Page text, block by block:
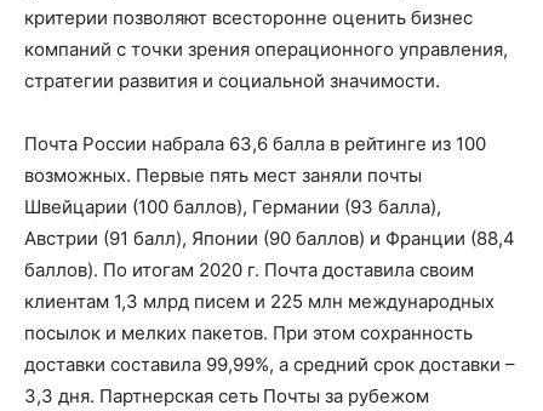
критерии позволяют всесторонне оценить бизнес
компаний с точки зрения операционного управления,
стратегии развития и социальной значимости.
Почта России набрала 63,6 балла в рейтинге из 100
возможных. Первые пять мест заняли почты
Швейцарии (100 баллов), Германии (93 балла),
Австрии (91 балл), Японии (90 баллов) и Франции (88,4
баллов). По итогам 2020 г. Почта доставила своим
клиентам 1,3 млрд писем и 225 млн международных
посылок и мелких пакетов. При этом сохранность
доставки составила 99,99%, а средний срок доставки –
3,3 дня. Партнерская сеть Почты за рубежом